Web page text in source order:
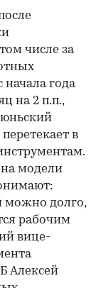
числе за
года
на 2 п.п.,
в
модели
можно долго,
рабочим
вице-
Алексей